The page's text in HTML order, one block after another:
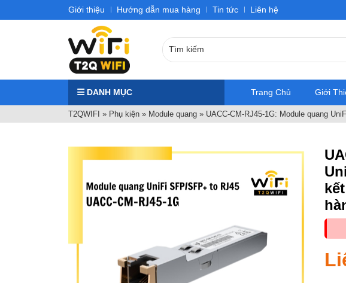
Giới thiệu Hướng dẫn mua hàng Tin tức Liên hệ
DANH MỤC Trang Chủ Giới
T2QWIFI » Phụ kiện » Module quang » UACC-CM-RJ45-1G: Module quang